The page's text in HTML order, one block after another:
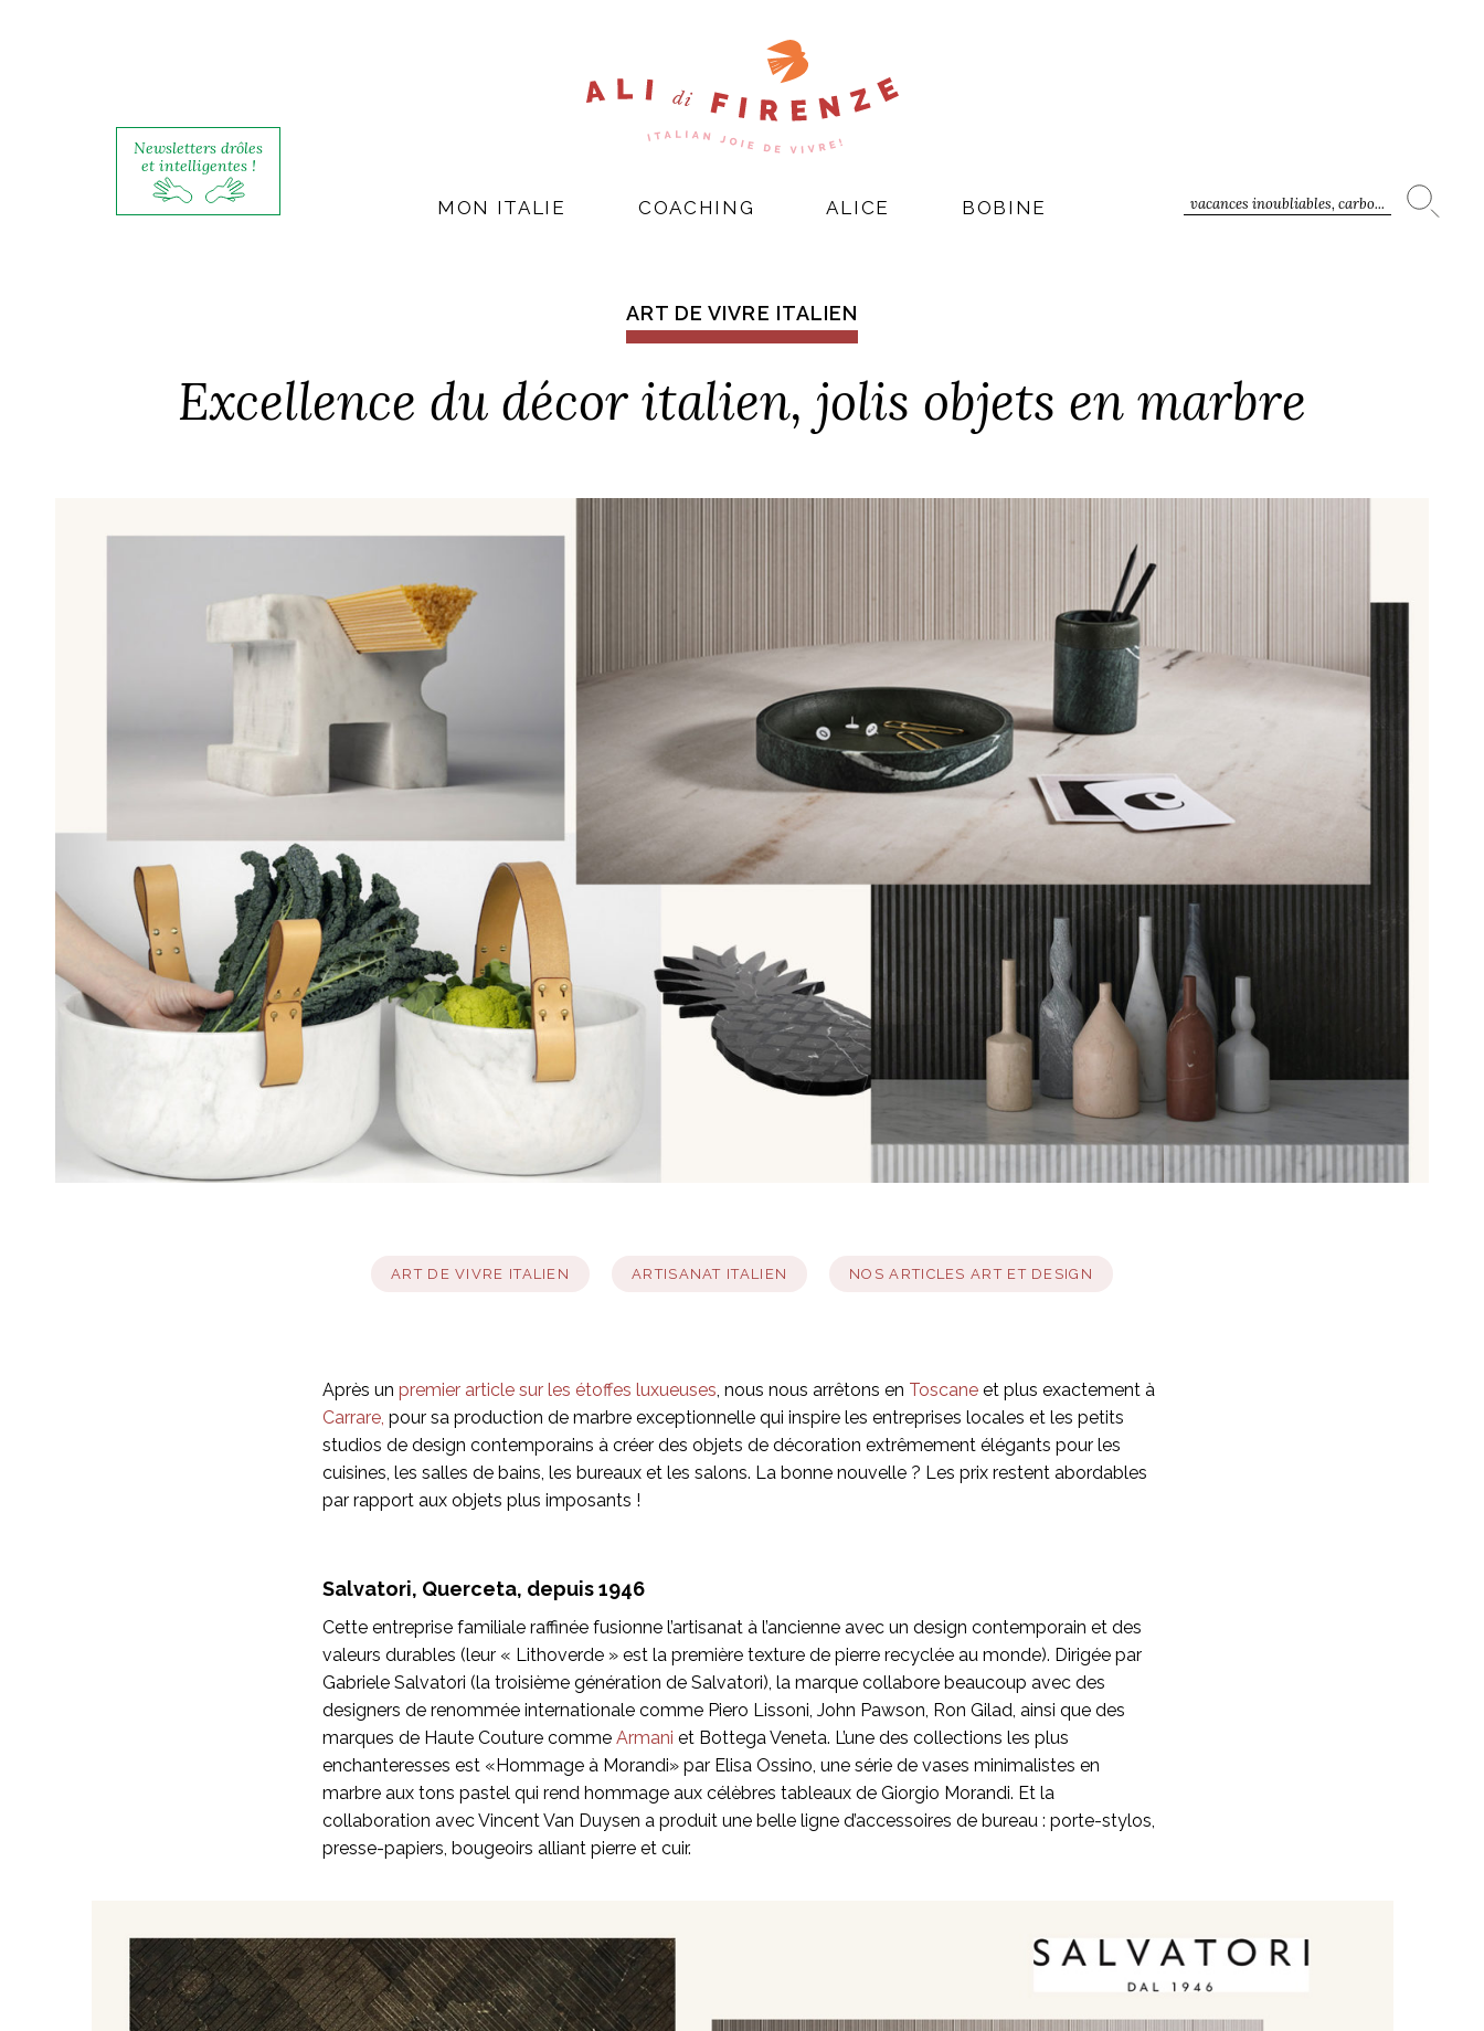
Newsletters drôles
et intelligentes !
vacances inoubliables, carbo...
MON ITALIE COACHING ALICE BOBINE
ART DE VIVRE ITALIEN
Excellence du décor italien, jolis objets en marbre
ART DE VIVRE ITALIEN ARTISANAT ITALIEN NOS ARTICLES ART ET DESIGN
Après unpremier article sur les étoffes luxueuses, nous nous arrêtons en Toscane et plus exactement à
Carrare, pour sa production de marbre exceptionnelle qui inspire les entreprises locales et les petits
studios de design contemporains à créer des objets de décoration extrêmement élégants pour les
cuisines, les salles de bains, les bureaux et les salons. La bonne nouvelle ? Les prix restent abordables
par rapport aux objets plus imposants !
Salvatori, Querceta, depuis1946
Cette entreprise familiale raffinée fusionne l’artisanat à l’ancienne avec un design contemporain et des
valeurs durables (leur « Lithoverde » est la première texture de pierre recyclée au monde). Dirigée par
Gabriele Salvatori (la troisième génération de Salvatori), la marque collabore beaucoup avec des
designers de renommée internationale comme Piero Lissoni, John Pawson, Ron Gilad, ainsi que des
marques de Haute Couture commeArmani et Bottega Veneta. L’une des collections les plus
enchanteresses est «Hommage à Morandi» par Elisa Ossino, une série de vases minimalistes en
marbre aux tons pastel qui rend hommage aux célèbres tableaux de Giorgio Morandi. Et la
collaboration avec Vincent Van Duysen a produit une belle ligne d’accessoires de bureau : porte-stylos,
presse-papiers, bougeoirs alliant pierre et cuir.